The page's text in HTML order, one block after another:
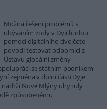
Možná řešení problémů s
ubýváním vody v Dyji budou
pomocí digitálního dvojčete
povodí testovat odborníci z
Ústavu globální změny
se státním podnikem
zejména v dolní části Dyje.
nádrží Nové Mlýny uhynuly
způsobenému